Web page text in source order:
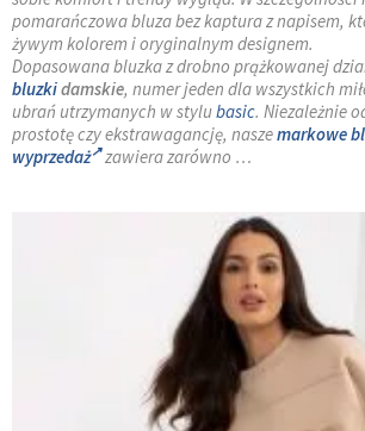
pomarańczowa bluza bez kaptura z napisem,
żywym kolorem i oryginalnym designem.
Dopasowana bluzka z drobno prążkowanej
bluzkidamskie, numer jeden dla wszystkich
ubrań utrzymanych w stylubasic. Niezależnie
prostotę czy ekstrawagancję, naszemarkowe
wyprzedaż zawiera zarówno …